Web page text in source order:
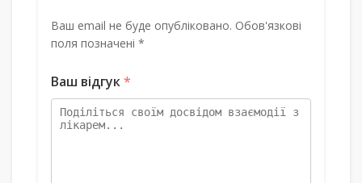
Ваш email не буде опубліковано. Обов'язкові
поля позначені *
Ваш відгук*